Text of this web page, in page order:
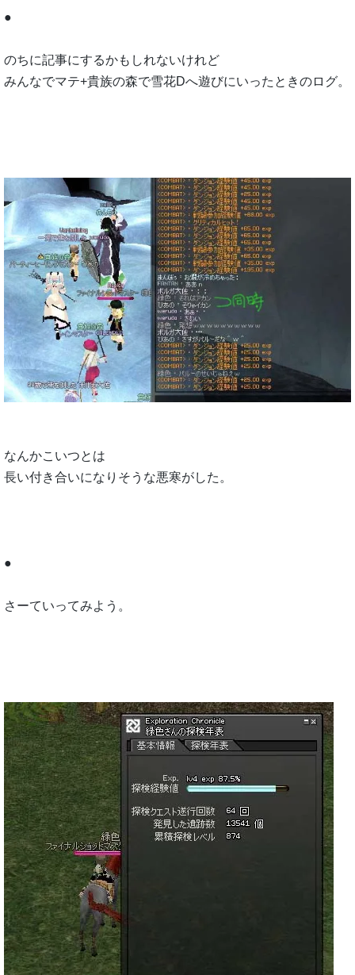
●
のちに記事にするかもしれないけれど
みんなでマテ+貴族の森で雪花Dへ遊びにいったときのログ。
なんかこいつとは
長い付き合いになりそうな悪寒がした。
●
さーていってみよう。